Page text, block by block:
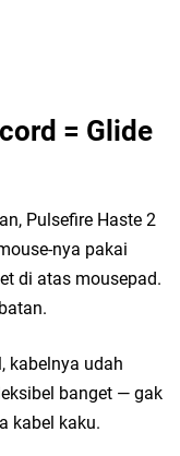
= Glide
Pulsefire Haste 2
nya pakai
di atas mousepad.
kabelnya udah
banget — gak
kabel kaku.